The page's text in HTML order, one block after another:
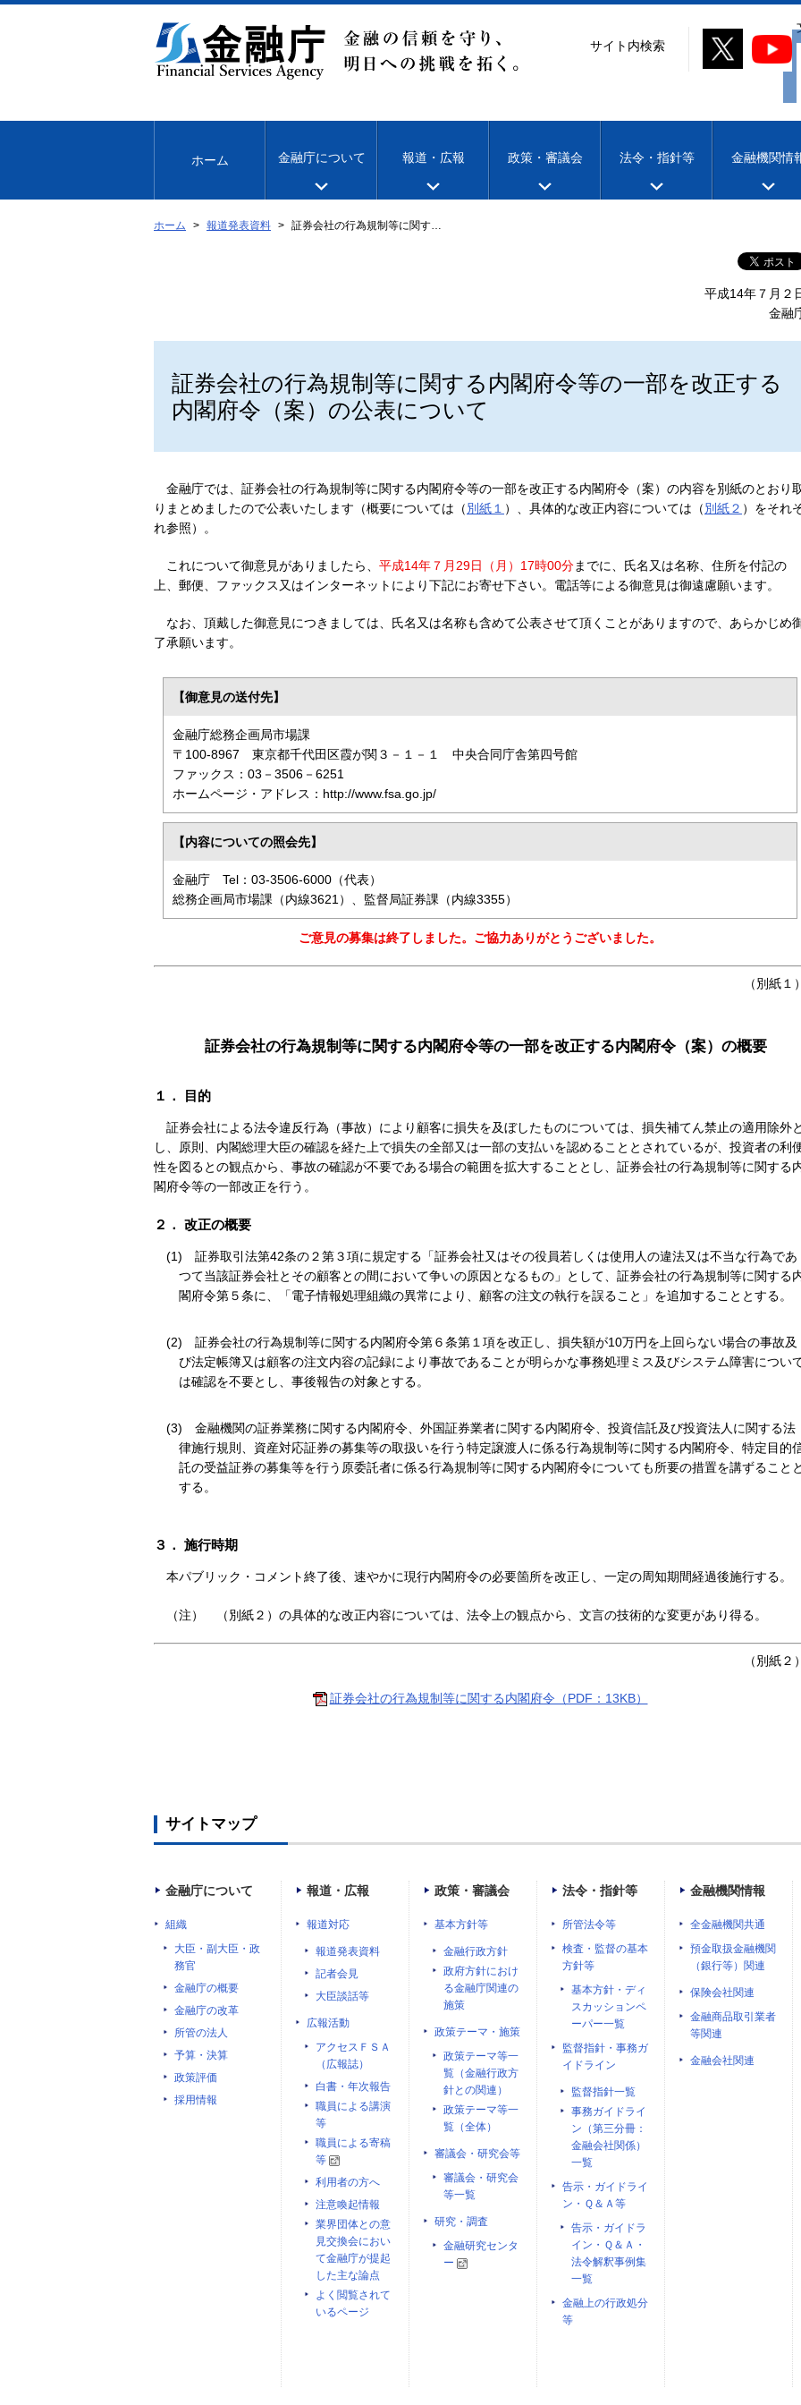
文
移
サイト内検索
ホーム 金融庁について 報道・広報 政策・審議会 法令・指針等 金融機関情
ホーム 報道発表資料 証券会社の行為規制等に関す…
平成14年７月２
金融
証券会社の行為規制等に関する内閣府令等の一部を改正する
内閣府令（案）の公表について
金融庁では、証券会社の行為規制等に関する内閣府令等の一部を改正する内閣府令（案）の内容を別紙のとおり
りまとめましたので公表いたします（概要については（別紙１ ）、具体的な改正内容については（別紙２ ）をそれ
れ参照）。
これについて御意見がありましたら、 平成14年７月29日（月）17時00分までに、氏名又は名称、住所を付記の
上、郵便、ファックス又はインターネットにより下記にお寄せ下さい。電話等による御意見は御遠慮願います。
なお、頂戴した御意見につきましては、氏名又は名称も含めて公表させて頂くことがありますので、あらかじめ
了承願います。
【御意見の送付先】
金融庁総務企画局市場課
〒100‐8967 東京都千代田区霞が関３－１－１ 中央合同庁舎第四号館
ファックス：03－3506－6251
ホームページ・アドレス：http://www.fsa.go.jp/
【内容についての照会先】
金融庁 Tel：03-3506-6000（代表）
総務企画局市場課（内線3621）、監督局証券課（内線3355）
ご意見の募集は終了しました。ご協力ありがとうございました。
（別紙１）
証券会社の行為規制等に関する内閣府令等の一部を改正する内閣府令（案）の概要
１． 目的
証券会社による法令違反行為（事故）により顧客に損失を及ぼしたものについては、損失補てん禁止の適用除外と
し、原則、内閣総理大臣の確認を経た上で損失の全部又は一部の支払いを認めることとされているが、投資者の利
性を図るとの観点から、事故の確認が不要である場合の範囲を拡大することとし、証券会社の行為規制等に関する
閣府令等の一部改正を行う。
２． 改正の概要
(1)
証券取引法第42条の２第３項に規定する「証券会社又はその役員若しくは使用人の違法又は不当な行為であ
つて当該証券会社とその顧客との間において争いの原因となるもの」として、証券会社の行為規制等に関する
閣府令第５条に、「電子情報処理組織の異常により、顧客の注文の執行を誤ること」を追加することとする。
(2)
証券会社の行為規制等に関する内閣府令第６条第１項を改正し、損失額が10万円を上回らない場合の事故及
び法定帳簿又は顧客の注文内容の記録により事故であることが明らかな事務処理ミス及びシステム障害につい
は確認を不要とし、事後報告の対象とする。
(3)
金融機関の証券業務に関する内閣府令、外国証券業者に関する内閣府令、投資信託及び投資法人に関する法
律施行規則、資産対応証券の募集等の取扱いを行う特定譲渡人に係る行為規制等に関する内閣府令、特定目的
託の受益証券の募集等を行う原委託者に係る行為規制等に関する内閣府令についても所要の措置を講ずることと
する。
３． 施行時期
本パブリック・コメント終了後、速やかに現行内閣府令の必要箇所を改正し、一定の周知期間経過後施行する。
（注） （別紙２）の具体的な改正内容については、法令上の観点から、文言の技術的な変更があり得る。
（別紙２）
証券会社の行為規制等に関する内閣府令（PDF：13KB）
サイトマップ
金融庁について
組織
大臣・副大臣・政
務官
金融庁の概要
金融庁の改革
所管の法人
予算・決算
政策評価
採用情報
報道・広報
報道対応
報道発表資料
記者会見
大臣談話等
広報活動
アクセスＦＳＡ
（広報誌）
白書・年次報告
職員による講演
等
職員による寄稿
等
利用者の方へ
注意喚起情報
業界団体との意
見交換会におい
て金融庁が提起
した主な論点
よく閲覧されて
いるページ
政策・審議会
基本方針等
金融行政方針
政府方針におけ
る金融庁関連の
施策
政策テーマ・施策
政策テーマ等一
覧（金融行政方
針との関連）
政策テーマ等一
覧（全体）
審議会・研究会等
審議会・研究会
等一覧
研究・調査
金融研究センタ
ー
法令・指針等
所管法令等
検査・監督の基本
方針等
基本方針・ディ
スカッションペ
ーパー一覧
監督指針・事務ガ
イドライン
監督指針一覧
事務ガイドライ
ン（第三分冊：
金融会社関係）
一覧
告示・ガイドライ
ン・Ｑ＆Ａ等
告示・ガイドラ
イン・Ｑ＆Ａ・
法令解釈事例集
一覧
金融上の行政処分
等
金融機関情報
全金融機関共通
預金取扱金融機関
（銀行等）関連
保険会社関連
金融商品取引業者
等関連
金融会社関連